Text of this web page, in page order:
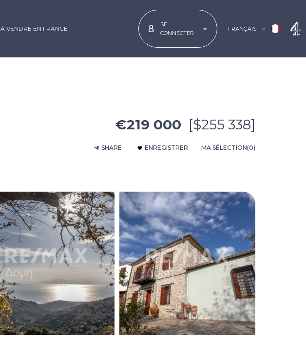
À VENDRE EN FRANCE
SE
CONNECTER
FRANÇAIS
€219 000 [$255 338]
SHARE ENREGISTRER MA SÉLECTION(0)